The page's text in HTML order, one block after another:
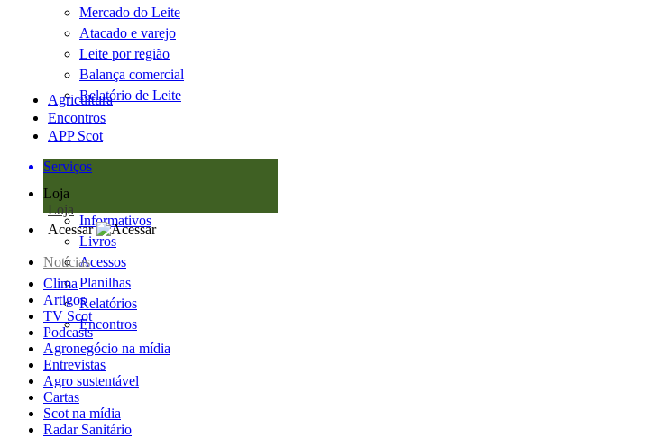
Mercado do Leite
Atacado e varejo
Leite por região
Balança comercial
Relatório de Leite
Agricultura
Encontros
APP Scot
Serviços
Loja
Loja
Informativos
Livros
Acessos
Planilhas
Relatórios
Encontros
Acessar
Notícias
Clima
Artigos
TV Scot
Podcasts
Agronegócio na mídia
Entrevistas
Agro sustentável
Cartas
Scot na mídia
Radar Sanitário